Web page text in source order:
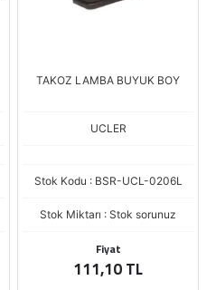
TAKOZ LAMBA BUYUK BOY
UCLER
Stok Kodu : BSR-UCL-0206L
Stok Miktarı : Stok sorunuz
Fiyat
111,10 TL